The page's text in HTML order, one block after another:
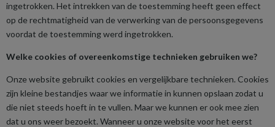
ingetrokken. Het intrekken van de toestemming heeft geen effect
op de rechtmatigheid van de verwerking van de persoonsgegevens
voordat de toestemming werd ingetrokken.
Welke cookies of overeenkomstige technieken gebruiken we?
Onze website gebruikt cookies en vergelijkbare technieken. Cookies
zijn kleine bestandjes waar we informatie in kunnen opslaan zodat u
die niet steeds hoeft in te vullen. Maar we kunnen er ook mee zien
dat u ons weer bezoekt. Wanneer u onze website voor het eerst